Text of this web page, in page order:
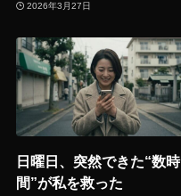
2026年3月27日
日曜日、突然できた“数時
間”が私を救った